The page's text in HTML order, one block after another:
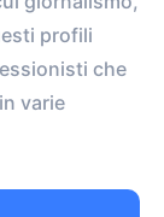
profili
che
varie